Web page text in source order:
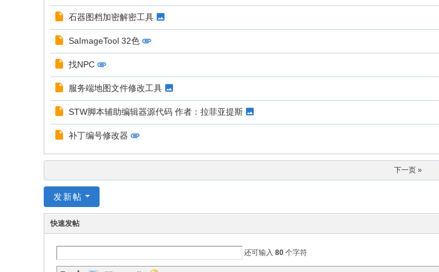
石器图档加密解密工具
SaImageTool 32色
找NPC
服务端地图文件修改工具
STW脚本辅助编辑器源代码 作者：拉菲亚提斯
补丁编号修改器
下一页 »
发新帖
快速发帖
还可输入 80 个字符